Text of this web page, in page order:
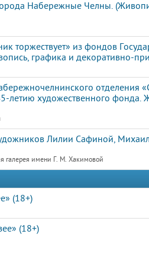
Набережные Челны.
торжествует» из фондов
графика и декоративно-
отделения
летию художественного фонда.
Лилии Сафиной,
галерея имени Г. М. Хакимовой
(18+)
(18+)